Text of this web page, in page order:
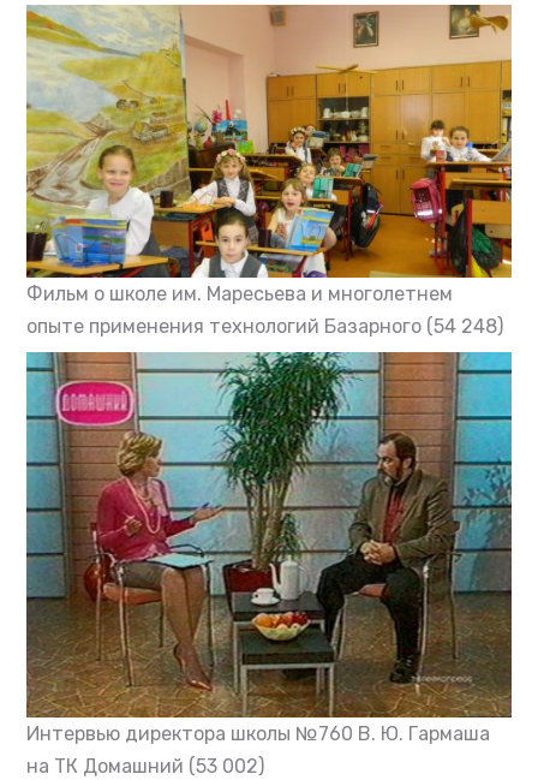
Фильм о школе им. Маресьева и многолетнем
опыте применения технологий Базарного (54 248)
Интервью директора школы №760 В. Ю. Гармаша
на ТК Домашний (53 002)